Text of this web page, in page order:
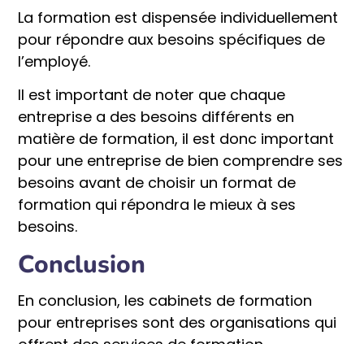
La formation est dispensée individuellement
pour répondre aux besoins spécifiques de
l’employé.
Il est important de noter que chaque
entreprise a des besoins différents en
matière de formation, il est donc important
pour une entreprise de bien comprendre ses
besoins avant de choisir un format de
formation qui répondra le mieux à ses
besoins.
Conclusion
En conclusion, les cabinets de formation
pour entreprises sont des organisations qui